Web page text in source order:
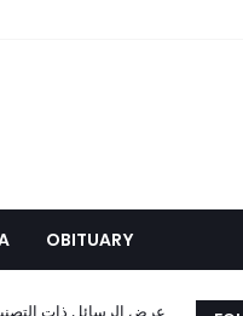
OBITUARY